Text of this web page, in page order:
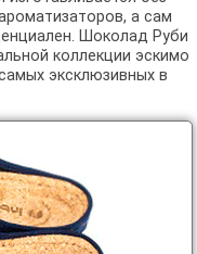
а сам
Шоколад Руби
коллекции эскимо
эксклюзивных в